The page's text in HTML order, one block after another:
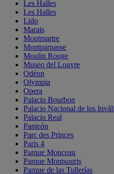
Les Halles
Les Halles
Lido
Marais
Montmartre
Montparnasse
Moulin Rouge
Museo del Louvre
Odéon
Olympia
Opera
Palacio Bourbon
Palacio Nacional de los
Palacio Real
Panteón
Parc des Princes
Paris 4
Parque Monceau
Parque Montsouris
Parque de las Tullerías